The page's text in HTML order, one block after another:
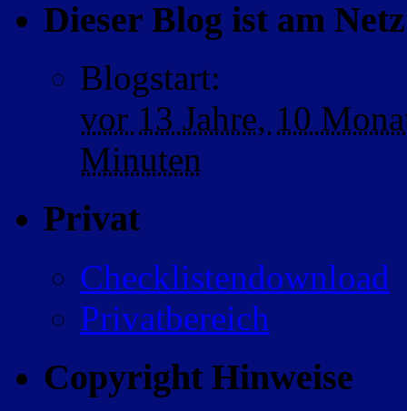
Dieser Blog ist am
Blogstart:
vor 13 Jahre, 10
Minuten
Privat
Checklistendownload
Privatbereich
Copyright Hinweise